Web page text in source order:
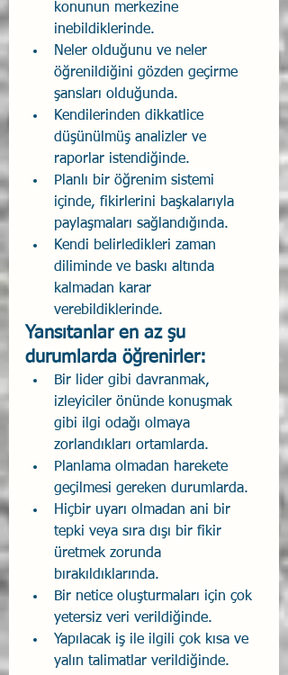
konunun merkezine
inebildiklerinde.
Neler olduğunu ve neler
öğrenildiğini gözden geçirme
şansları olduğunda.
Kendilerinden dikkatlice
düşünülmüş analizler ve
raporlar istendiğinde.
Planlı bir öğrenim sistemi
içinde, fikirlerini başkalarıyla
paylaşmaları sağlandığında.
Kendi belirledikleri zaman
diliminde ve baskı altında
kalmadan karar
verebildiklerinde.
Yansıtanlar en az şu
durumlarda öğrenirler:
Bir lider gibi davranmak,
izleyiciler önünde konuşmak
gibi ilgi odağı olmaya
zorlandıkları ortamlarda.
Planlama olmadan harekete
geçilmesi gereken durumlarda.
Hiçbir uyarı olmadan ani bir
tepki veya sıra dışı bir fikir
üretmek zorunda
bırakıldıklarında.
Bir netice oluşturmaları için çok
yetersiz veri verildiğinde.
Yapılacak iş ile ilgili çok kısa ve
yalın talimatlar verildiğinde.